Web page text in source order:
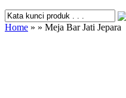
Home » » Meja Bar Jati Jepara